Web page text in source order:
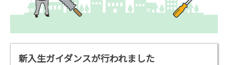
新入生ガイダンスが行われました